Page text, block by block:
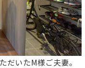
だいたM様ご夫妻。